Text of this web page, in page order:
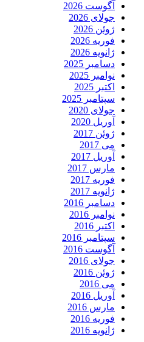
آگوست 2026
جولای 2026
ژوئن 2026
فوریه 2026
ژانویه 2026
دسامبر 2025
نوامبر 2025
اکتبر 2025
سپتامبر 2025
جولای 2020
آوریل 2020
ژوئن 2017
می 2017
آوریل 2017
مارس 2017
فوریه 2017
ژانویه 2017
دسامبر 2016
نوامبر 2016
اکتبر 2016
سپتامبر 2016
آگوست 2016
جولای 2016
ژوئن 2016
می 2016
آوریل 2016
مارس 2016
فوریه 2016
ژانویه 2016